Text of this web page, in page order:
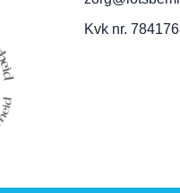
Kvk nr.